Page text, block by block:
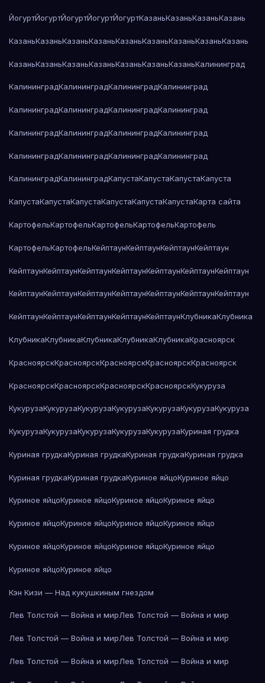
ЙогуртЙогуртЙогуртЙогуртЙогуртКазаньКазаньКазаньКазань
КазаньКазаньКазаньКазаньКазаньКазаньКазаньКазаньКазань
КазаньКазаньКазаньКазаньКазаньКазаньКазаньКалининград
КалининградКалининградКалининградКалининград
КалининградКалининградКалининградКалининград
КалининградКалининградКалининградКалининград
КалининградКалининградКалининградКалининград
КалининградКалининградКапустаКапустаКапустаКапуста
КапустаКапустаКапустаКапустаКапустаКапустаКарта сайта
КартофельКартофельКартофельКартофельКартофель
КартофельКартофельКейптаунКейптаунКейптаунКейптаун
КейптаунКейптаунКейптаунКейптаунКейптаунКейптаунКейптаун
КейптаунКейптаунКейптаунКейптаунКейптаунКейптаунКейптаун
КейптаунКейптаунКейптаунКейптаунКейптаунКлубникаКлубника
КлубникаКлубникаКлубникаКлубникаКлубникаКрасноярск
КрасноярскКрасноярскКрасноярскКрасноярскКрасноярск
КрасноярскКрасноярскКрасноярскКрасноярскКукуруза
КукурузаКукурузаКукурузаКукурузаКукурузаКукурузаКукуруза
КукурузаКукурузаКукурузаКукурузаКукурузаКуриная грудка
Куриная грудкаКуриная грудкаКуриная грудкаКуриная грудка
Куриная грудкаКуриная грудкаКуриное яйцоКуриное яйцо
Куриное яйцоКуриное яйцоКуриное яйцоКуриное яйцо
Куриное яйцоКуриное яйцоКуриное яйцоКуриное яйцо
Куриное яйцоКуриное яйцоКуриное яйцоКуриное яйцо
Куриное яйцоКуриное яйцо
Кэн Кизи — Над кукушкиным гнездом
Лев Толстой — Война и мирЛев Толстой — Война и мир
Лев Толстой — Война и мирЛев Толстой — Война и мир
Лев Толстой — Война и мирЛев Толстой — Война и мир